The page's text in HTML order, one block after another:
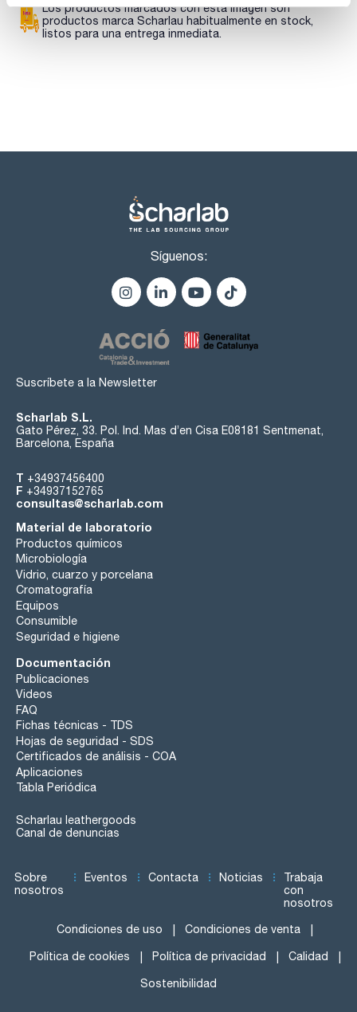
Los productos marcados con esta imagen son
productos marca Scharlau habitualmente en stock,
listos para una entrega inmediata.
Síguenos:
Suscríbete a la Newsletter
Scharlab S.L.
Gato Pérez, 33. Pol. Ind. Mas d’en Cisa E08181 Sentmenat,
Barcelona, España
T +34937456400
F +34937152765
consultas@scharlab.com
Material de laboratorio
Productos químicos
Microbiología
Vidrio, cuarzo y porcelana
Cromatografía
Equipos
Consumible
Seguridad e higiene
Documentación
Publicaciones
Videos
FAQ
Fichas técnicas - TDS
Hojas de seguridad - SDS
Certificados de análisis - COA
Aplicaciones
Tabla Periódica
Scharlau leathergoods
Canal de denuncias
Sobre
nosotros
Eventos Contacta Noticias
Trabaja
con
nosotros
Condiciones de uso Condiciones de venta
Política de cookies Política de privacidad Calidad
Sostenibilidad